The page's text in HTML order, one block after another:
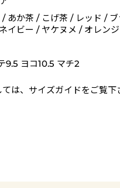
/ あか茶 / こげ茶 / レッド /
イビー / ヤケヌメ / オレン
9.5 ヨコ10.5 マチ2
は、 サイズガイドをご覧下